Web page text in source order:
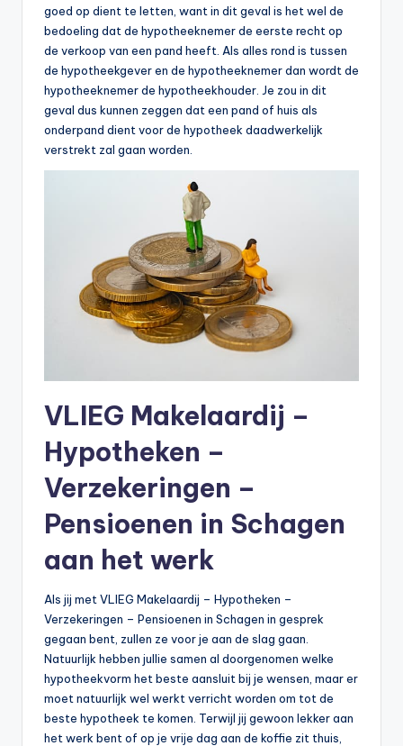
goed op dient te letten, want in dit geval is het wel de
bedoeling dat de hypotheeknemer de eerste recht op
de verkoop van een pand heeft. Als alles rond is tussen
de hypotheekgever en de hypotheeknemer dan wordt de
hypotheeknemer de hypotheekhouder. Je zou in dit
geval dus kunnen zeggen dat een pand of huis als
onderpand dient voor de hypotheek daadwerkelijk
verstrekt zal gaan worden.
VLIEG Makelaardij –
Hypotheken –
Verzekeringen –
Pensioenen in Schagen
aan het werk
Als jij met VLIEG Makelaardij – Hypotheken –
Verzekeringen – Pensioenen in Schagen in gesprek
gegaan bent, zullen ze voor je aan de slag gaan.
Natuurlijk hebben jullie samen al doorgenomen welke
hypotheekvorm het beste aansluit bij je wensen, maar er
moet natuurlijk wel werkt verricht worden om tot de
beste hypotheek te komen. Terwijl jij gewoon lekker aan
het werk bent of op je vrije dag aan de koffie zit thuis,